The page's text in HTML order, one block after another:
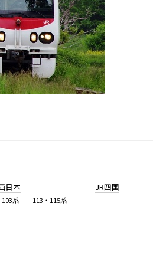
日本
103系 113・115系
JR四国